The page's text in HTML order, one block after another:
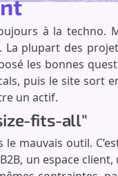
à la techno.
La plupart des
les bonnes
puis le site sort
un actif.
fits-all"
le mauvais outil.
un espace